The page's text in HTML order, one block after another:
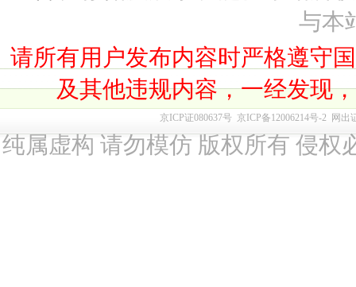
与本
请所有用户发布内容时严格遵守
及其他违规内容，一经发现
京ICP证080637号 京ICP备12006214号-2 网出
纯属虚构 请勿模仿 版权所有 侵权